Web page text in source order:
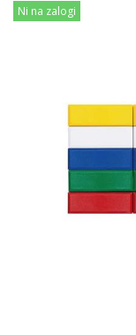
Ni na zalogi